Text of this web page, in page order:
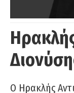
Ο Ηρακλής